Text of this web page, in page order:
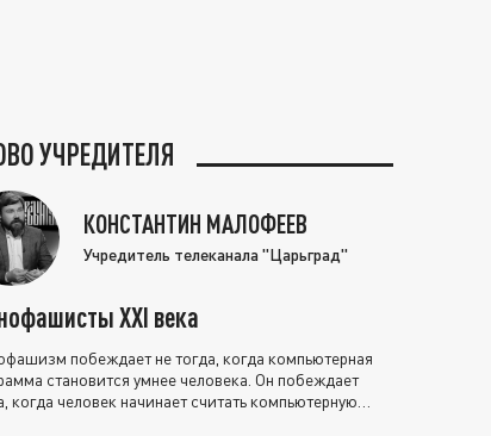
УЧРЕДИТЕЛЯ
КОНСТАНТИН МАЛОФЕЕВ
Учредитель телеканала "Царьград"
XXI века
побеждает не тогда, когда компьютерная
становится умнее человека. Он побеждает
когда человек начинает считать компьютерную